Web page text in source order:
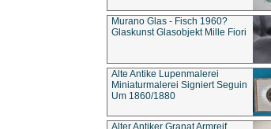
Murano Glas - Fisch 1960?
Glaskunst Glasobjekt Mille Fiori
Alte Antike Lupenmalerei
Miniaturmalerei Signiert Seguin
Um 1860/1880
Alter Antiker Granat Armreif